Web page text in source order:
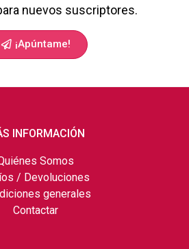
nuevos suscriptores.
¡Apúntame!
INFORMACIÓN
Somos
/ Devoluciones
generales
Contactar